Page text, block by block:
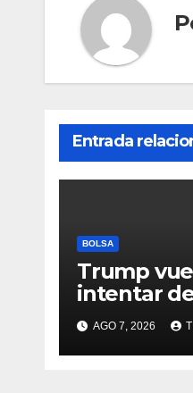
Entrada
BOLSA
Trump
intentar
Lisa Cook
fraude
AGO 7, 2026